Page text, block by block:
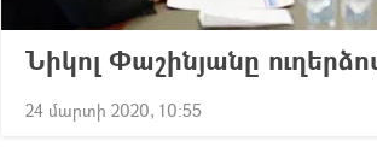
Նիկոլ Փաշինյանը
24 մարտի 2020, 10:55